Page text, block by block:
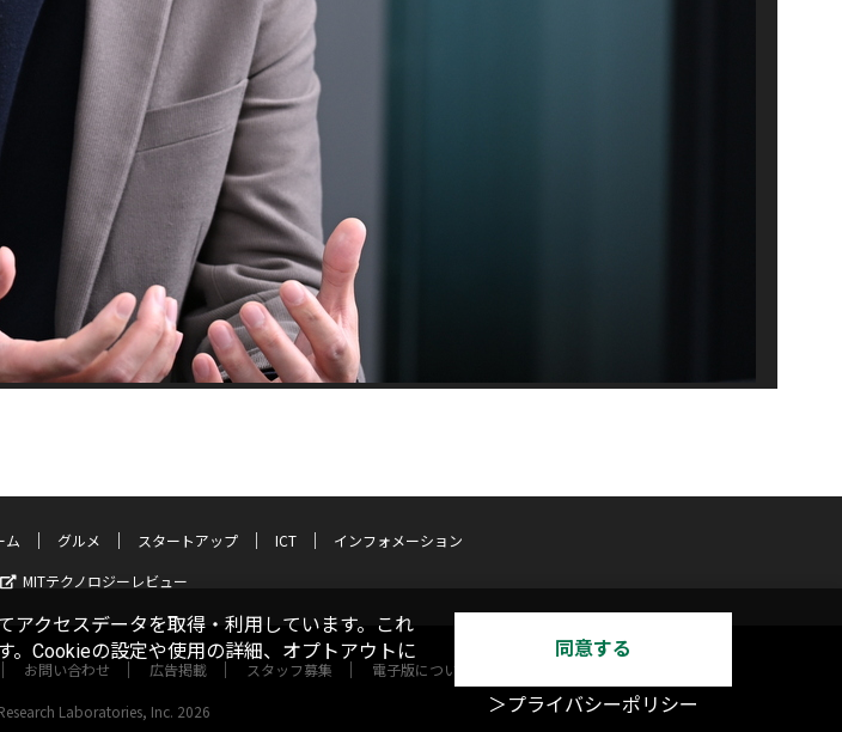
ム グルメ スタートアップ ICT
インフォメーション
MITテクノロジーレビュー
お問い合わせ 広告掲載 スタッフ募集 電子版について
Laboratories, Inc. 2026
アクセスデータを取得・利用しています。これ
。Cookieの設定や使用の詳細、オプトアウトに
同意する
＞プライバシーポリシー